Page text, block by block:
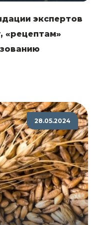
экспертов
«рецептам»
28.05.2024